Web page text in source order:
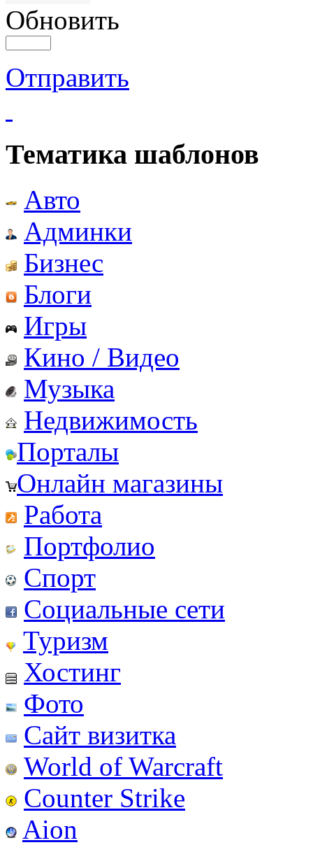
Обновить
Отправить
Тематика шаблонов
Авто
Админки
Бизнес
Блоги
Игры
Кино / Видео
Музыка
Недвижимость
Порталы
Онлайн магазины
Работа
Портфолио
Спорт
Социальные сети
Туризм
Хостинг
Фото
Сайт визитка
World of Warcraft
Counter Strike
Aion